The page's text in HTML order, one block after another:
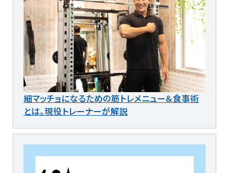
細マッチョになるための筋トレメニュー＆食事術
とは。現役トレーナーが解説